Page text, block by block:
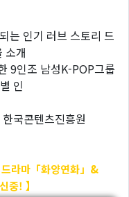
는 인기 러브 스토리 드
소개
인조 남성K-POP그룹
인
국콘텐츠진흥원
드라마「화양연화」&
중! 】